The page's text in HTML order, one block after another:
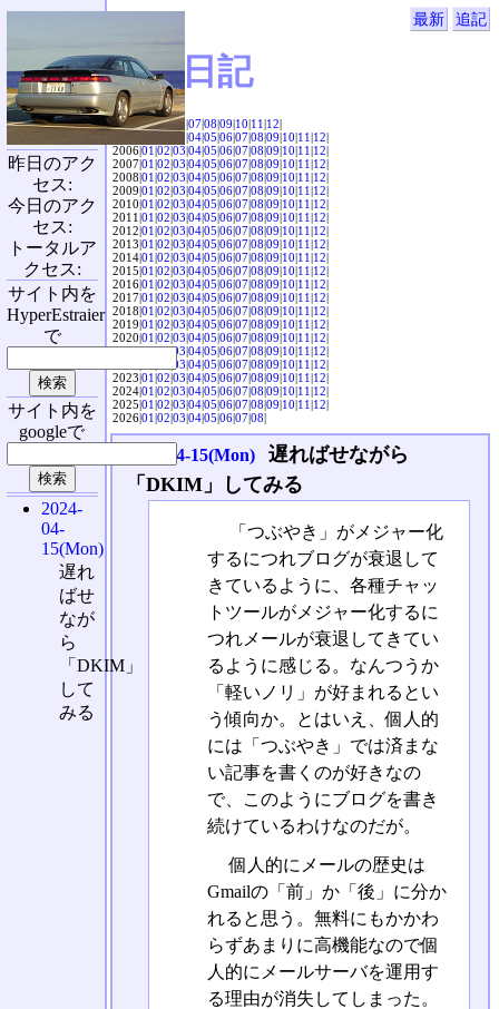
最新 追記
SVX日記
2004|04|05|06|07|08|09|10|11|12|
|04|05|06|07|08|09|10|11|12|
2006|01|02|03|04|05|06|07|08|09|10|11|12|
2007|01|02|03|04|05|06|07|08|09|10|11|12|
2008|01|02|03|04|05|06|07|08|09|10|11|12|
2009|01|02|03|04|05|06|07|08|09|10|11|12|
2010|01|02|03|04|05|06|07|08|09|10|11|12|
2011|01|02|03|04|05|06|07|08|09|10|11|12|
2012|01|02|03|04|05|06|07|08|09|10|11|12|
2013|01|02|03|04|05|06|07|08|09|10|11|12|
2014|01|02|03|04|05|06|07|08|09|10|11|12|
2015|01|02|03|04|05|06|07|08|09|10|11|12|
2016|01|02|03|04|05|06|07|08|09|10|11|12|
2017|01|02|03|04|05|06|07|08|09|10|11|12|
2018|01|02|03|04|05|06|07|08|09|10|11|12|
2019|01|02|03|04|05|06|07|08|09|10|11|12|
2020|01|02|03|04|05|06|07|08|09|10|11|12|
2021|01|02|03|04|05|06|07|08|09|10|11|12|
03|04|05|06|07|08|09|10|11|12|
2023|01|02|03|04|05|06|07|08|09|10|11|12|
2024|01|02|03|04|05|06|07|08|09|10|11|12|
2025|01|02|03|04|05|06|07|08|09|10|11|12|
2026|01|02|03|04|05|06|07|08|
2024-04-15(Mon)
遅ればせながら
「DKIM」してみる
「つぶやき」がメジャー化
するにつれブログが衰退して
きているように、各種チャッ
トツールがメジャー化するに
つれメールが衰退してきてい
るように感じる。なんつうか
「軽いノリ」が好まれるとい
う傾向か。とはいえ、個人的
には「つぶやき」では済まな
い記事を書くのが好きなの
で、このようにブログを書き
続けているわけなのだが。
個人的にメールの歴史は
Gmailの「前」か「後」に分か
れると思う。無料にもかかわ
らずあまりに高機能なので個
人的にメールサーバを運用す
る理由が消失してしまった。
昨日のアク
セス:
今日のアク
セス:
トータルア
クセス:
サイト内を
HyperEstraier
で
サイト内を
googleで
2024-
04-
15(Mon)
遅れ
ばせ
なが
ら
「DKIM」
して
みる